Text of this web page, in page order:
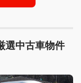
選中古車物件